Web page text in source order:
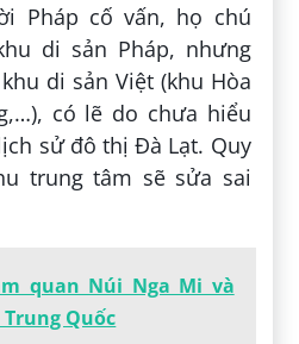
Pháp cố vấn, họ chú
di sản Pháp, nhưng
di sản Việt (khu Hòa
có lẽ do chưa hiểu
sử đô thị Đà Lạt. Quy
trung tâm sẽ sửa sai
quan Núi Nga Mi và
Quốc